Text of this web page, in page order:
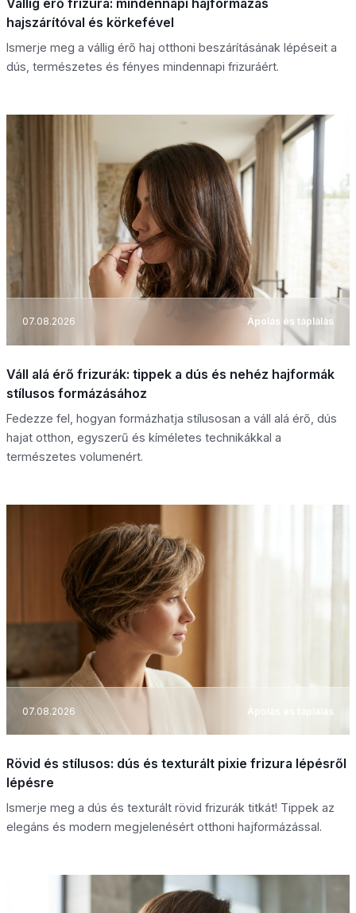
hajszárítóval és körkefével
Ismerje meg a vállig érő haj otthoni beszárításának lépéseit a
dús, természetes és fényes mindennapi frizuráért.
07.08.2026 Ápolás és táplálás
Váll alá érő frizurák: tippek a dús és nehéz hajformák
stílusos formázásához
Fedezze fel, hogyan formázhatja stílusosan a váll alá érő, dús
hajat otthon, egyszerű és kíméletes technikákkal a
természetes volumenért.
07.08.2026 Ápolás és táplálás
Rövid és stílusos: dús és texturált pixie frizura lépésről
lépésre
Ismerje meg a dús és texturált rövid frizurák titkát! Tippek az
elegáns és modern megjelenésért otthoni hajformázással.